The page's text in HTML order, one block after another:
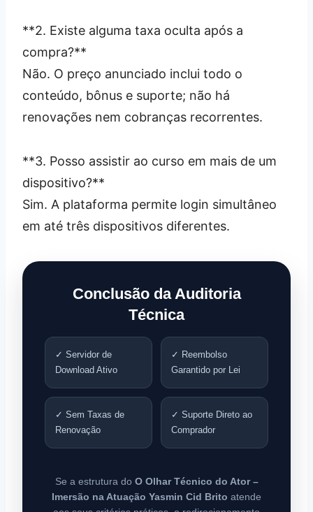
**2. Existe alguma taxa oculta após a
compra?**
Não. O preço anunciado inclui todo o
conteúdo, bônus e suporte; não há
renovações nem cobranças recorrentes.
**3. Posso assistir ao curso em mais de um
dispositivo?**
Sim. A plataforma permite login simultâneo
em até três dispositivos diferentes.
Conclusão da Auditoria
Técnica
✓ Servidor de
Download Ativo
✓ Reembolso
Garantido por Lei
✓ Sem Taxas de
Renovação
✓ Suporte Direto ao
Comprador
Se a estrutura do O Olhar Técnico do Ator –
Imersão na Atuação Yasmin Cid Brito atende